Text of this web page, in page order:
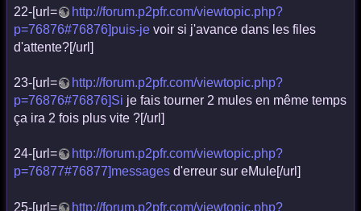
22-[url=
http://forum.p2pfr.com/viewtopic.php?
p=76876#76876]puis-je voir si j'avance dans les files
d'attente?[/url]
23-[url=
http://forum.p2pfr.com/viewtopic.php?
p=76876#76876]Si je fais tourner 2 mules en même temps
ça ira 2 fois plus vite ?[/url]
24-[url=
http://forum.p2pfr.com/viewtopic.php?
p=76877#76877]messages d'erreur sur eMule[/url]
25-[url=
http://forum.p2pfr.com/viewtopic.php?